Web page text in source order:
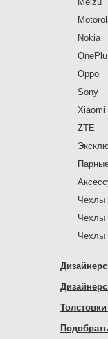
Nokia
Oppo
Sony
Xiaomi
ZTE
Чехлы
Чехлы
Чехлы